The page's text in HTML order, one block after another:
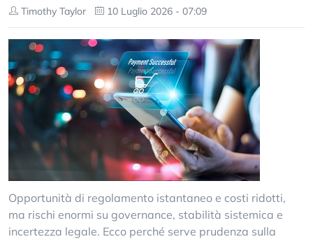
Timothy Taylor 10 Luglio 2026 - 07:09
Opportunità di regolamento istantaneo e costi ridotti,
ma rischi enormi su governance, stabilità sistemica e
incertezza legale. Ecco perché serve prudenza sulla